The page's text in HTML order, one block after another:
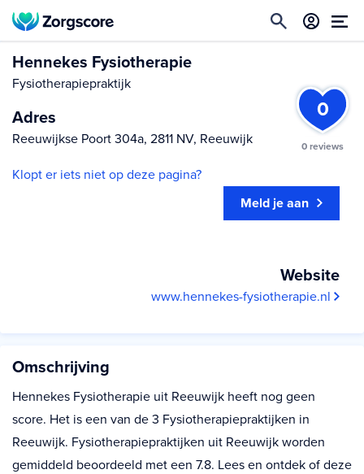
0
0 reviews
Hennekes Fysiotherapie
Fysiotherapiepraktijk
Adres
Reeuwijkse Poort 304a, 2811 NV, Reeuwijk
Klopt er iets niet op deze pagina?
Meld je aan
Website
www.hennekes-fysiotherapie.nl
Omschrijving
Hennekes Fysiotherapie uit Reeuwijk heeft nog geen
score. Het is een van de 3 Fysiotherapiepraktijken in
Reeuwijk. Fysiotherapiepraktijken uit Reeuwijk worden
gemiddeld beoordeeld met een 7.8. Lees en ontdek of deze